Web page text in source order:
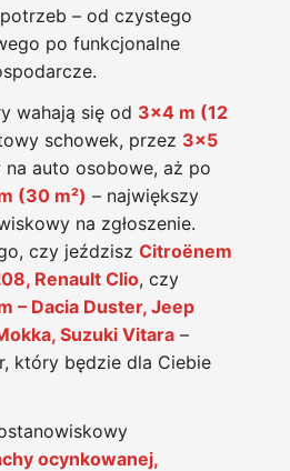
potrzeb – od czystego
po funkcjonalne
wahają się od 3×4 m (12
schowek, przez 3×5
na auto osobowe, aż po
(30 m²) – największy
na zgłoszenie.
czy jeździsz Citroënem
Renault Clio, czy
– Dacia Duster, Jeep
Suzuki Vitara –
który będzie dla Ciebie
ocynkowanej,